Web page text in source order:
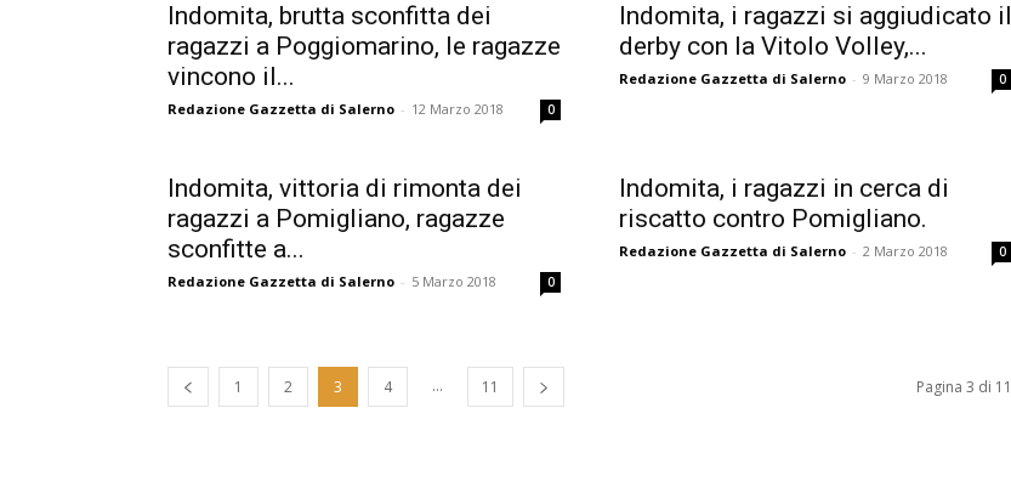
Indomita, brutta sconfitta dei
ragazzi a Poggiomarino, le ragazze
vincono il...
Redazione Gazzetta di Salerno - 12 Marzo 2018 0
Indomita, i ragazzi si aggiudicato il
derby con la Vitolo Volley,...
Redazione Gazzetta di Salerno - 9 Marzo 2018 0
Indomita, vittoria di rimonta dei
ragazzi a Pomigliano, ragazze
sconfitte a...
Redazione Gazzetta di Salerno - 5 Marzo 2018 0
Indomita, i ragazzi in cerca di
riscatto contro Pomigliano.
Redazione Gazzetta di Salerno - 2 Marzo 2018 0
1 2 3 4 ... 11 Pagina 3 di 11